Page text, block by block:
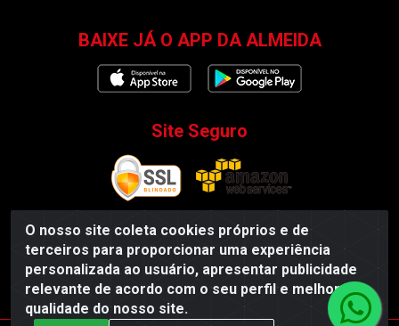
O nosso site coleta cookies próprios e de
terceiros para proporcionar uma experiência
personalizada ao usuário, apresentar publicidade
relevante de acordo com o seu perfil e melhorar a
qualidade do nosso site.
BAIXE JÁ O APP DA ALMEIDA
Site Seguro
Almeida Distribuidor - Rodovia BR 104, S/N, Centro -
Esperança/PB - CEP 58135-000 - CNPJ 35.419.548/0001-55